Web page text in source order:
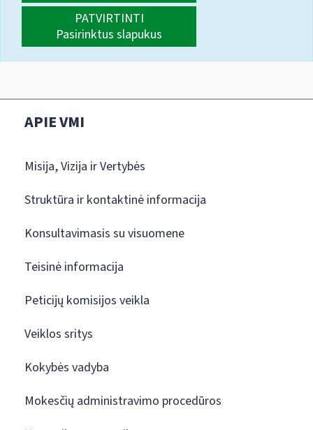
PATVIRTINTI
Pasirinktus slapukus
APIE VMI
Misija, Vizija ir Vertybės
Struktūra ir kontaktinė informacija
Konsultavimasis su visuomene
Teisinė informacija
Peticijų komisijos veikla
Veiklos sritys
Kokybės vadyba
Mokesčių administravimo procedūros